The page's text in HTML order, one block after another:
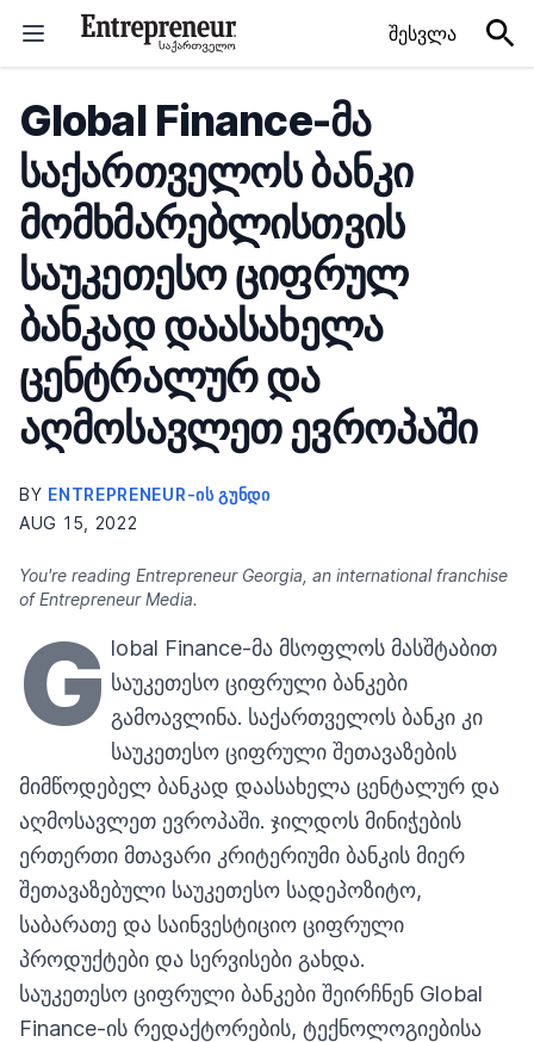
შესვლა
Global Finance-მა
საქართველოს ბანკი
მომხმარებლისთვის
საუკეთესო ციფრულ
ბანკად დაასახელა
ცენტრალურ და
აღმოსავლეთ ევროპაში
BY ENTREPRENEUR-ᲘᲡ ᲒᲣᲜᲓᲘ
AUG 15, 2022
You're reading Entrepreneur Georgia, an international franchise
of Entrepreneur Media.
G lobal Finance-მა მსოფლოს მასშტაბით
საუკეთესო ციფრული ბანკები
გამოავლინა. საქართველოს ბანკი კი
საუკეთესო ციფრული შეთავაზების
მიმწოდებელ ბანკად დაასახელა ცენტალურ და
აღმოსავლეთ ევროპაში. ჯილდოს მინიჭების
ერთერთი მთავარი კრიტერიუმი ბანკის მიერ
შეთავაზებული საუკეთესო სადეპოზიტო,
საბარათე და საინვესტიციო ციფრული
პროდუქტები და სერვისები გახდა.
საუკეთესო ციფრული ბანკები შეირჩნენ Global
Finance-ის რედაქტორების, ტექნოლოგიებისა